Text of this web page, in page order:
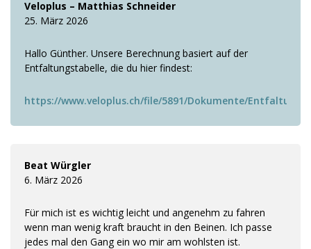
Veloplus – Matthias Schneider
25. März 2026
Hallo Günther. Unsere Berechnung basiert auf der
Entfaltungstabelle, die du hier findest:
https://www.veloplus.ch/file/5891/Dokumente/
Beat Würgler
6. März 2026
Für mich ist es wichtig leicht und angenehm zu fahren
wenn man wenig kraft braucht in den Beinen. Ich passe
jedes mal den Gang ein wo mir am wohlsten ist.